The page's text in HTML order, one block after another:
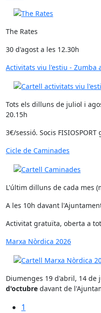
The Rates
30 d'agost a les 12.30h
Activitats viu l'estiu - Zumba
Tots els dilluns de juliol i
20.15h
3€/sessió. Socis
Cicle de Caminades
L'últim dilluns de cada mes
A les 10h davant
Activitat gratuïta, oberta a
Marxa Nòrdica 2026
Diumenges 19 d'abril, 14 de
d'octubre davant de
1